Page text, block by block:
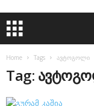
Home Tags ავტოგოლი
Tag: